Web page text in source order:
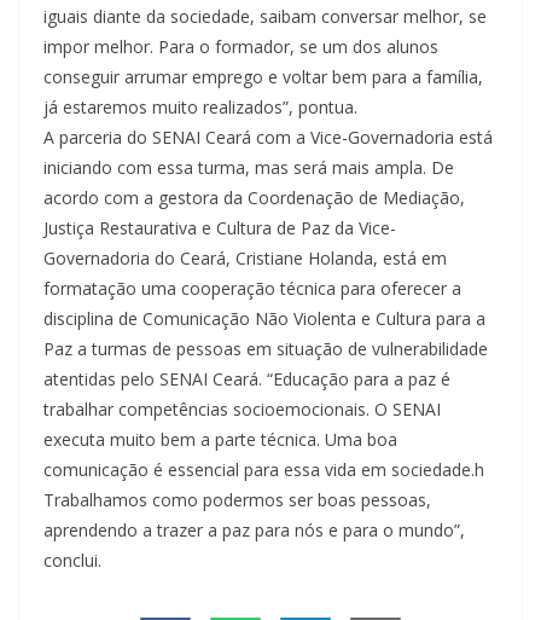
iguais diante da sociedade, saibam conversar melhor, se
impor melhor. Para o formador, se um dos alunos
conseguir arrumar emprego e voltar bem para a família,
já estaremos muito realizados”, pontua.
A parceria do SENAI Ceará com a Vice-Governadoria está
iniciando com essa turma, mas será mais ampla. De
acordo com a gestora da Coordenação de Mediação,
Justiça Restaurativa e Cultura de Paz da Vice-
Governadoria do Ceará, Cristiane Holanda, está em
formatação uma cooperação técnica para oferecer a
disciplina de Comunicação Não Violenta e Cultura para a
Paz a turmas de pessoas em situação de vulnerabilidade
atentidas pelo SENAI Ceará. “Educação para a paz é
trabalhar competências socioemocionais. O SENAI
executa muito bem a parte técnica. Uma boa
comunicação é essencial para essa vida em sociedade.h
Trabalhamos como podermos ser boas pessoas,
aprendendo a trazer a paz para nós e para o mundo”,
conclui.